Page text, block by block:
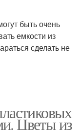
быть очень
емкости из
сделать не
Цветы из